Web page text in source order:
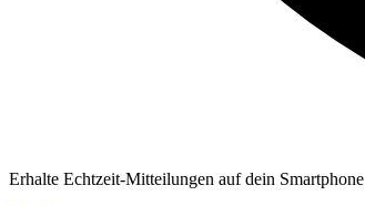
Erhalte Echtzeit-Mitteilungen auf dein Smartphone